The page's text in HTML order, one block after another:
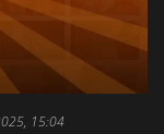
15:04